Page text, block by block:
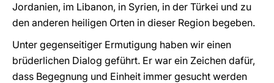
Jordanien, im Libanon, in Syrien, in der Türkei und zu
den anderen heiligen Orten in dieser Region begeben.
Unter gegenseitiger Ermutigung haben wir einen
brüderlichen Dialog geführt. Er war ein Zeichen dafür,
dass Begegnung und Einheit immer gesucht werden